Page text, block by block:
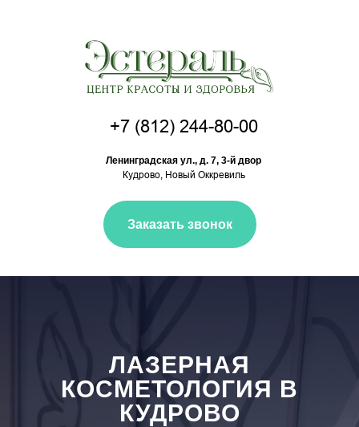
+7 (812) 244-80-00
Ленинградская ул., д. 7, 3-й двор
Кудрово, Новый Оккревиль
Заказать звонок
ЛАЗЕРНАЯ
КОСМЕТОЛОГИЯ В
КУДРОВО